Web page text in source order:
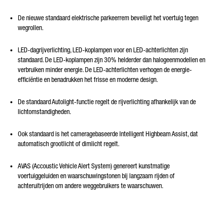
De nieuwe standaard elektrische parkeerrem beveiligt het voertuig tegen
wegrollen.
LED-dagrijverlichting, LED-koplampen voor en LED-achterlichten zijn
standaard. De LED-koplampen zijn 30% helderder dan halogeenmodellen en
verbruiken minder energie. De LED-achterlichten verhogen de energie-
efficiëntie en benadrukken het frisse en moderne design.
De standaard Autolight-functie regelt de rijverlichting afhankelijk van de
lichtomstandigheden.
Ook standaard is het cameragebaseerde Intelligent Highbeam Assist, dat
automatisch grootlicht of dimlicht regelt.
AVAS (Accoustic Vehicle Alert System) genereert kunstmatige
voertuiggeluiden en waarschuwingstonen bij langzaam rijden of
achteruitrijden om andere weggebruikers te waarschuwen.